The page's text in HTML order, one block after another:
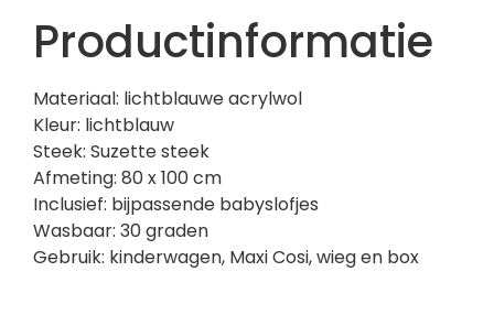
Productinformatie
Materiaal: lichtblauwe acrylwol
Kleur: lichtblauw
Steek: Suzette steek
Afmeting: 80 x 100 cm
Inclusief: bijpassende babyslofjes
Wasbaar: 30 graden
Gebruik: kinderwagen, Maxi Cosi, wieg en box